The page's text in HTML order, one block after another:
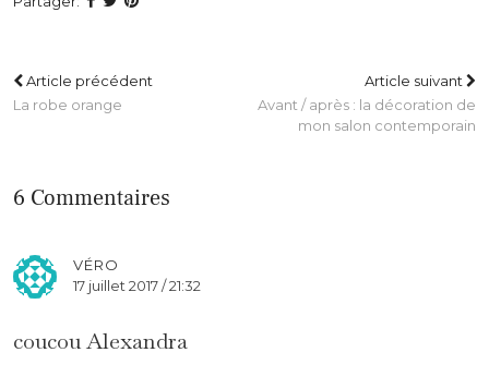
Article précédent
La robe orange
Article suivant
Avant / après : la décoration de
mon salon contemporain
6 Commentaires
VÉRO
17 juillet 2017 / 21:32
coucou Alexandra